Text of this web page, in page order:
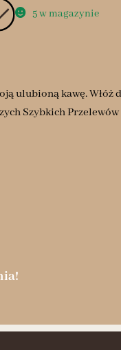
5 w magazynie
ulubioną kawę. Włóż
Szybkich